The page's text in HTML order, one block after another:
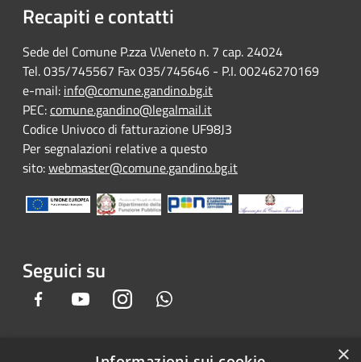
Recapiti e contatti
Sede del Comune P.zza V.Veneto n. 7 cap. 24024
Tel. 035/745567 Fax 035/745646 - P.I. 00246270169
e-mail: info@comune.gandino.bg.it
PEC:comune.gandino@legalmail.it
Codice Univoco di fatturazione UF98J3
Per segnalazioni relative a questo
sito:webmaster@comune.gandino.bg.it
Seguici su
Facebook YoutubeInstagram
×